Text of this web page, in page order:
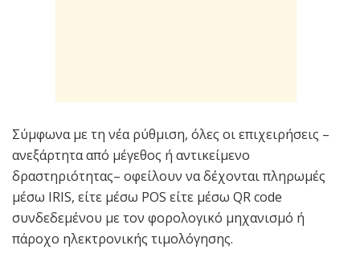
Σύμφωνα με τη νέα ρύθμιση, όλες οι επιχειρήσεις –
ανεξάρτητα από μέγεθος ή αντικείμενο
δραστηριότητας– οφείλουν να δέχονται πληρωμές
μέσω IRIS, είτε μέσω POS είτε μέσω QR code
συνδεδεμένου με τον φορολογικό μηχανισμό ή
πάροχο ηλεκτρονικής τιμολόγησης.